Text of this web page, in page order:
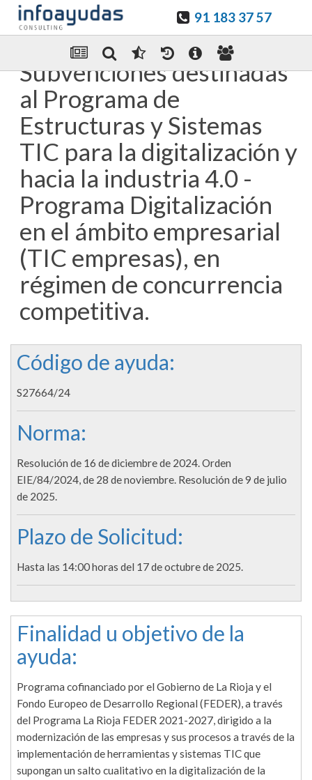
91 183 37 57
Enviar Por email
Subvenciones destinadas
al Programa de
Estructuras y Sistemas
TIC para la digitalización y
hacia la industria 4.0 -
Programa Digitalización
en el ámbito empresarial
(TIC empresas), en
régimen de concurrencia
competitiva.
Código de ayuda:
S27664/24
Norma:
Resolución de 16 de diciembre de 2024. Orden
EIE/84/2024, de 28 de noviembre. Resolución de 9 de julio
de 2025.
Plazo de Solicitud:
Hasta las 14:00 horas del 17 de octubre de 2025.
Finalidad u objetivo de la
ayuda:
Programa cofinanciado por el Gobierno de La Rioja y el
Fondo Europeo de Desarrollo Regional (FEDER), a través
del Programa La Rioja FEDER 2021-2027, dirigido a la
modernización de las empresas y sus procesos a través de la
implementación de herramientas y sistemas TIC que
supongan un salto cualitativo en la digitalización de la